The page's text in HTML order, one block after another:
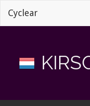
Cyclear